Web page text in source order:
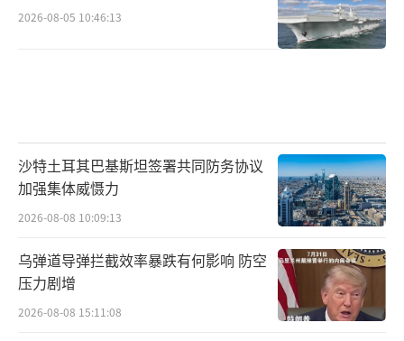
2026-08-05 10:46:13
沙特土耳其巴基斯坦签署共同防务协议
加强集体威慑力
2026-08-08 10:09:13
乌弹道导弹拦截效率暴跌有何影响 防空
压力剧增
2026-08-08 15:11:08